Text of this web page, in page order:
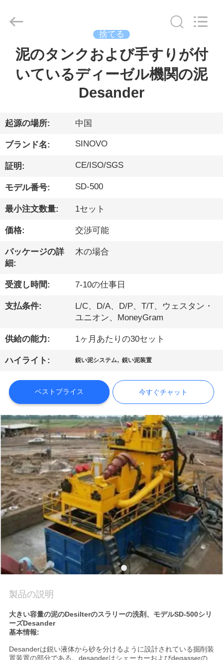
ダ
ク
ト
VR
ョ
ー
達
に
つ
て
工
場
旅
行
品
質
管
私
達
2010
International
Industry
捨てる
泥のタンクおよび手すりが付
いているディーゼル機関の泥
Desander
起源の場所: 中国
ブランド名: SINOVO
証明: CE/ISO/SGS
モデル番号: SD-500
最小注文数量: 1セット
価格: 交渉可能
パッケージの詳
細:
木の場合
受渡し時間: 7-10の仕事日
支払条件:
L/C、D/A、D/P、T/T、ウェスタン・
ユニオン、MoneyGram
供給の能力: 1ヶ月あたりの30セット
ハイライト: 鋭い泥システム,鋭い泥装置
ベストプライス 今すぐチャット
製品の説明
大きい容量の泥のDesilterのスラリーの洗剤、モデルSD-500シリ
ーズDesander
基本情報:
Desanderは鋭い液体から砂を分けるように設計されている掘削装
置装置の部分である。desanderはシェーカーおよびdegasserの